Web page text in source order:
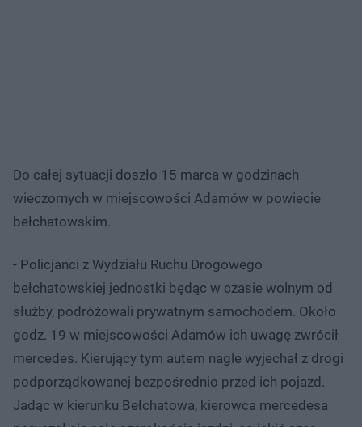
Do całej sytuacji doszło 15 marca w godzinach
wieczornych w miejscowości Adamów w powiecie
bełchatowskim.
- Policjanci z Wydziału Ruchu Drogowego
bełchatowskiej jednostki będąc w czasie wolnym od
służby, podróżowali prywatnym samochodem. Około
godz. 19 w miejscowości Adamów ich uwagę zwrócił
mercedes. Kierujący tym autem nagle wyjechał z drogi
podporządkowanej bezpośrednio przed ich pojazd.
Jadąc w kierunku Bełchatowa, kierowca mercedesa